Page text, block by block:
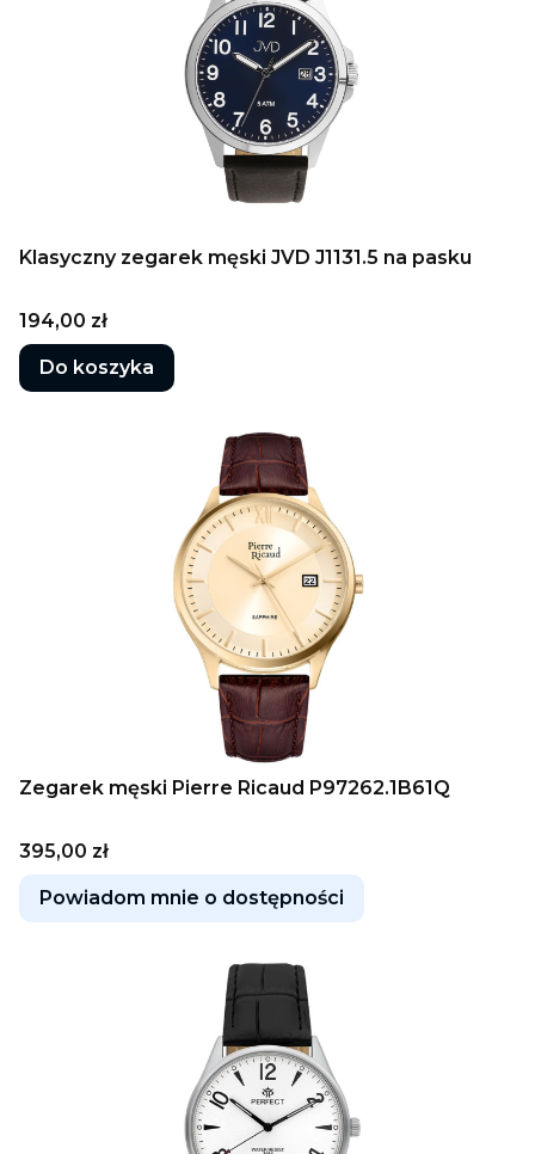
Klasyczny zegarek męski JVD J1131.5 na pasku
Cena
194,00 zł
Do koszyka
Zegarek męski Pierre Ricaud P97262.1B61Q
Cena
395,00 zł
Powiadom mnie o dostępności